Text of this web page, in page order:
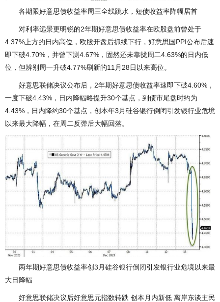
各期限好意思债收益率周三全线跳水，短债收益率降幅居首
对利率远景更明锐的2年期好意思债收益率在欧股盘前曾处于
4.37%上方的日内高位，欧股开盘后抓续下行，好意思国PPI公布后速
即下破4.70%，并曾下测4.67%，固然还未靠拢周二4.63%的日内低
位，但辨别周一升破4.77%刷新的11月28日以来高位。
好意思联储决议公布后，2年期好意思债收益率速即下破4.60%，
一度下破4.43%，日内降幅略提升30个基点，到债市尾盘时约为
4.43%，日内降约30个基点，创本年3月硅谷银行倒闭引发银行业危境
以来最大降幅，在周二反弹后大幅回落。
两年期好意思债收益率创3月硅谷银行倒闭引发银行业危境以来最
大日降幅
好意思联储决议后好意思元指数转跌 创本月内新低 离岸东谈主民